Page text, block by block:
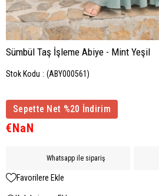
Sümbül Taş İşleme Abiye - Mint Yeşil
Stok Kodu (ABY000561)
Sepette Net %20 İndirim
€NaN
Whatsapp ile sipariş
Favorilere Ekle